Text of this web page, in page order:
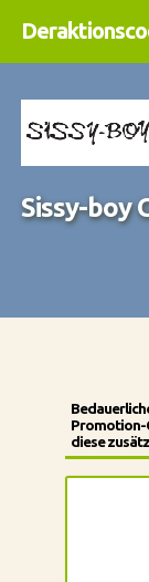
Sissy-boy
Promotion-
diese